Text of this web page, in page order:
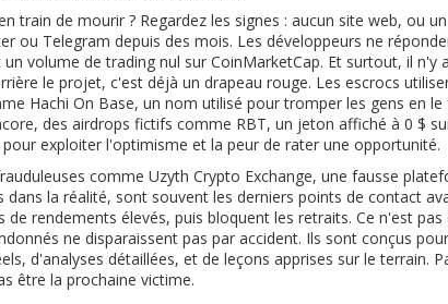
train de mourir ? Regardez les signes : aucun site web, ou
ou Telegram depuis des mois. Les développeurs ne
volume de trading nul sur CoinMarketCap. Et surtout, il n'y
le projet, c'est déjà un drapeau rouge. Les escrocs
Hachi On Base, un nom utilisé pour tromper les gens en
des airdrops fictifs comme RBT, un jeton affiché à 0 $
pour exploiter l'optimisme et la peur de rater une opportunité.
comme Uzyth Crypto Exchange, une fausse
dans la réalité, sont souvent les derniers points de contact
de rendements élevés, puis bloquent les retraits. Ce n'est
ne disparaissent pas par accident. Ils sont conçus
d'analyses détaillées, et de leçons apprises sur le terrain.
être la prochaine victime.